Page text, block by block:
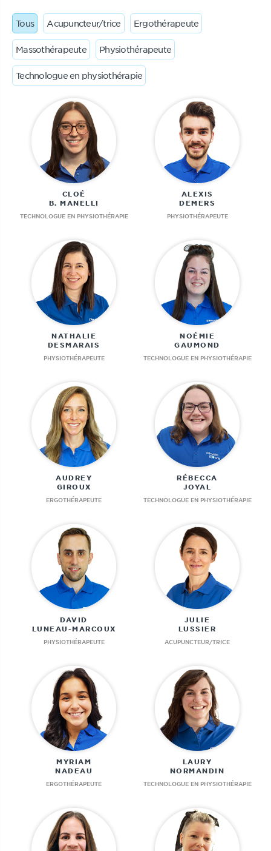
Tous Acupuncteur/trice Ergothérapeute
Massothérapeute Physiothérapeute
Technologue en physiothérapie
CLOÉ
B. MANELLI
TECHNOLOGUE EN PHYSIOTHÉRAPIE
ALEXIS
DEMERS
PHYSIOTHÉRAPEUTE
NATHALIE
DESMARAIS
PHYSIOTHÉRAPEUTE
NOÉMIE
GAUMOND
TECHNOLOGUE EN PHYSIOTHÉRAPIE
AUDREY
GIROUX
ERGOTHÉRAPEUTE
RÉBECCA
JOYAL
TECHNOLOGUE EN PHYSIOTHÉRAPIE
DAVID
LUNEAU-MARCOUX
PHYSIOTHÉRAPEUTE
JULIE
LUSSIER
ACUPUNCTEUR/TRICE
MYRIAM
NADEAU
ERGOTHÉRAPEUTE
LAURY
NORMANDIN
TECHNOLOGUE EN PHYSIOTHÉRAPIE